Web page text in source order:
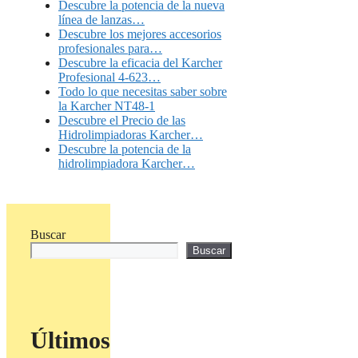
Descubre la potencia de la nueva
línea de lanzas…
Descubre los mejores accesorios
profesionales para…
Descubre la eficacia del Karcher
Profesional 4-623…
Todo lo que necesitas saber sobre
la Karcher NT48-1
Descubre el Precio de las
Hidrolimpiadoras Karcher…
Descubre la potencia de la
hidrolimpiadora Karcher…
Buscar
Buscar
Últimos